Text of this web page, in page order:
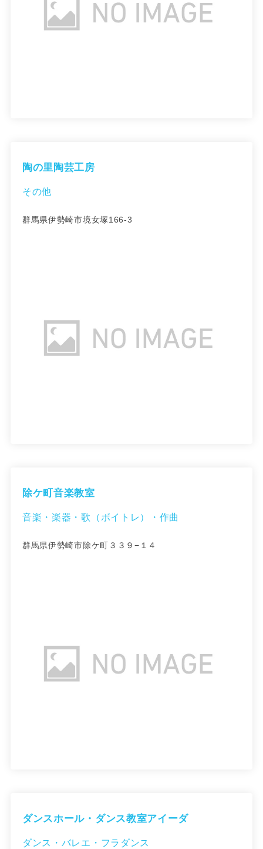
陶の里陶芸工房
その他
群馬県伊勢崎市境女塚166-3
除ケ町音楽教室
音楽・楽器・歌（ボイトレ）・作曲
群馬県伊勢崎市除ケ町３３９−１４
ダンスホール・ダンス教室アイーダ
ダンス・バレエ・フラダンス